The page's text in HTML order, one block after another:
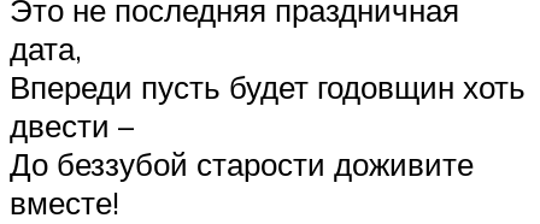
Это не последняя праздничная
дата,
Впереди пусть будет годовщин хоть
двести –
До беззубой старости доживите
вместе!